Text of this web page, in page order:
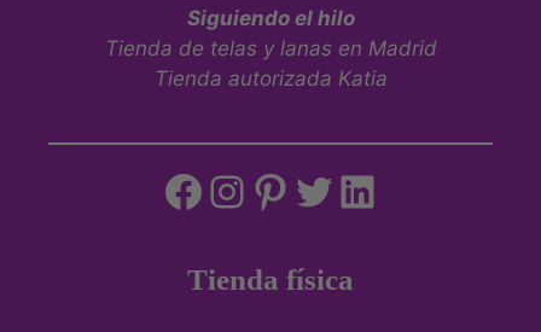
Siguiendo el hilo
Tienda de telas y lanas en Madrid
Tienda autorizada Katia
Tienda física